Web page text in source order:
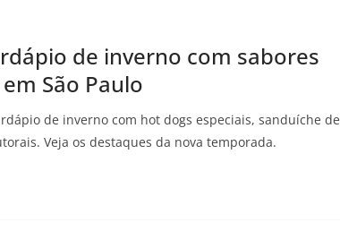
de inverno com sabores
São Paulo
de inverno com hot dogs especiais, sanduíche de
Veja os destaques da nova temporada.